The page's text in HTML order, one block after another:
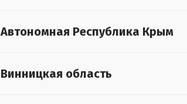
Автономная Республика Крым
Винницкая область